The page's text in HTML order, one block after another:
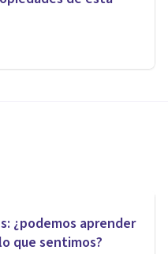
¿podemos aprender
que sentimos?